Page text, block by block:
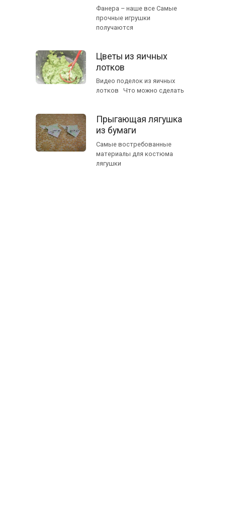
Фанера – наше все Самые
прочные игрушки
получаются
Цветы из яичных
лотков
Видео поделок из яичных
лотков Что можно сделать
Прыгающая лягушка
из бумаги
Самые востребованные
материалы для костюма
лягушки